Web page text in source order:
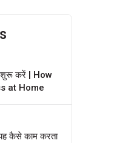
शुरू करें | How
at Home
कैसे काम करता